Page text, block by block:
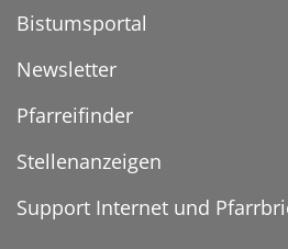
Bistumsportal
Newsletter
Pfarreifinder
Stellenanzeigen
Support Internet und